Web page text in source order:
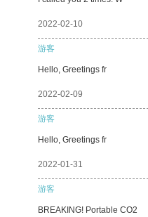
2022-02-10
游客
Hello, Greetings fr
2022-02-09
游客
Hello, Greetings fr
2022-01-31
游客
BREAKING! Portable CO2